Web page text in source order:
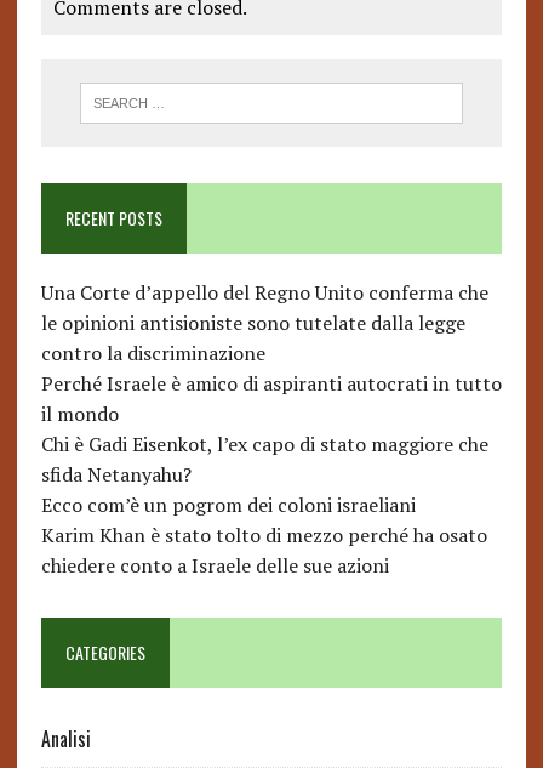
Comments are closed.
RECENT POSTS
Una Corte d’appello del Regno Unito conferma che
le opinioni antisioniste sono tutelate dalla legge
contro la discriminazione
Perché Israele è amico di aspiranti autocrati in tutto
il mondo
Chi è Gadi Eisenkot, l’ex capo di stato maggiore che
sfida Netanyahu?
Ecco com’è un pogrom dei coloni israeliani
Karim Khan è stato tolto di mezzo perché ha osato
chiedere conto a Israele delle sue azioni
CATEGORIES
Analisi